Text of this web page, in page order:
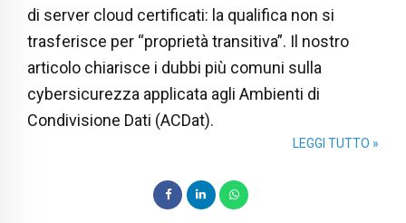
di server cloud certificati: la qualifica non si
trasferisce per “proprietà transitiva”. Il nostro
articolo chiarisce i dubbi più comuni sulla
cybersicurezza applicata agli Ambienti di
Condivisione Dati (ACDat).
LEGGI TUTTO »